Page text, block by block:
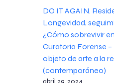
DO IT AGAIN.
Longevidad,
¿Cómo sobrevivir
Curatoria Forense
objeto de arte a la
(contemporáneo)
abril 29, 2024